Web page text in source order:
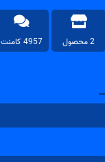
2 محصول 4957 کامنت